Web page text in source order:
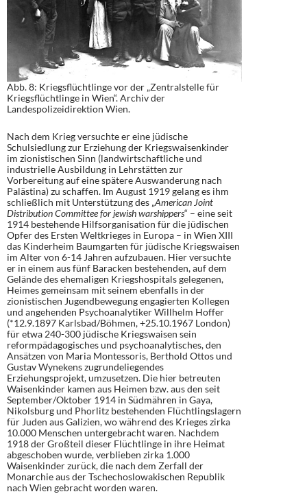
Abb. 8: Kriegsflüchtlinge vor der „Zentralstelle für
Kriegsflüchtlinge in Wien“. Archiv der
Landespolizeidirektion Wien.
Nach dem Krieg versuchte er eine jüdische
Schulsiedlung zur Erziehung der Kriegswaisenkinder
im zionistischen Sinn (landwirtschaftliche und
industrielle Ausbildung in Lehrstätten zur
Vorbereitung auf eine spätere Auswanderung nach
Palästina) zu schaffen. Im August 1919 gelang es ihm
schließlich mit Unterstützung des „American Joint
Distribution Committee for jewish warshippers“ – eine seit
1914 bestehende Hilfsorganisation für die jüdischen
Opfer des Ersten Weltkrieges in Europa – in Wien XIII
das Kinderheim Baumgarten für jüdische Kriegswaisen
im Alter von 6-14 Jahren aufzubauen. Hier versuchte
er in einem aus fünf Baracken bestehenden, auf dem
Gelände des ehemaligen Kriegshospitals gelegenen,
Heimes gemeinsam mit seinem ebenfalls in der
zionistischen Jugendbewegung engagierten Kollegen
und angehenden Psychoanalytiker Willhelm Hoffer
(*12.9.1897 Karlsbad/Böhmen, +25.10.1967 London)
für etwa 240-300 jüdische Kriegswaisen sein
reformpädagogisches und psychoanalytisches, den
Ansätzen von Maria Montessoris, Berthold Ottos und
Gustav Wynekens zugrundeliegendes
Erziehungsprojekt, umzusetzen. Die hier betreuten
Waisenkinder kamen aus Heimen bzw. aus den seit
September/Oktober 1914 in Südmähren in Gaya,
Nikolsburg und Phorlitz bestehenden Flüchtlingslagern
für Juden aus Galizien, wo während des Krieges zirka
10.000 Menschen untergebracht waren. Nachdem
1918 der Großteil dieser Flüchtlinge in ihre Heimat
abgeschoben wurde, verblieben zirka 1.000
Waisenkinder zurück, die nach dem Zerfall der
Monarchie aus der Tschechoslowakischen Republik
nach Wien gebracht worden waren.